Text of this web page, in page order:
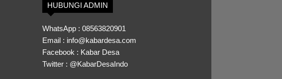
HUBUNGI ADMIN
WhatsApp : 08563820901
Email : info@kabardesa.com
Facebook : Kabar Desa
Twitter : @KabarDesaIndo